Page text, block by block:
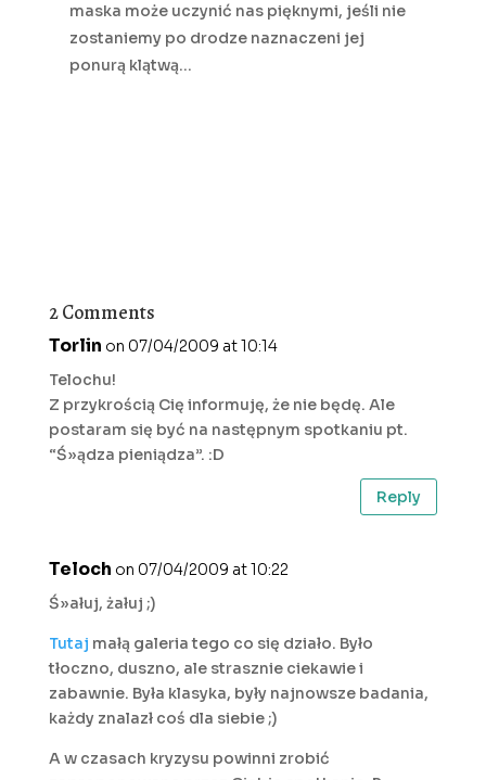
maska może uczynić nas pięknymi, jeśli nie
zostaniemy po drodze naznaczeni jej
ponurą klątwą…
2 Comments
Torlin on 07/04/2009 at 10:14
Telochu!
Z przykrością Cię informuję, że nie będę. Ale
postaram się być na następnym spotkaniu pt.
“Ś»ądza pieniądza”. :D
Reply
Teloch on 07/04/2009 at 10:22
Ś»ałuj, żałuj ;)
Tutaj małą galeria tego co się działo. Było
tłoczno, duszno, ale strasznie ciekawie i
zabawnie. Była klasyka, były najnowsze badania,
każdy znalazł coś dla siebie ;)
A w czasach kryzysu powinni zrobić